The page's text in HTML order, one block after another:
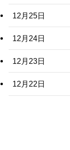
12月25日
12月24日
12月23日
12月22日